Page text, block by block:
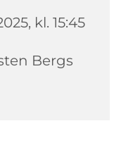
kl. 15:45
Bergs